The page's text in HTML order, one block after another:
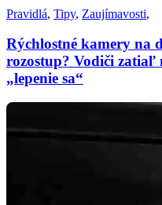
Pravidlá, Tipy, Zaujímavosti,
Rýchlostné kamery na
rozostup? Vodiči zatiaľ
„lepenie sa“